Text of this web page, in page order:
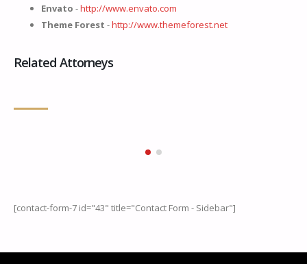
Envato -http://www.envato.com
Theme Forest -http://www.themeforest.net
Related Attorneys
[contact-form-7 id="43" title="Contact Form - Sidebar"]